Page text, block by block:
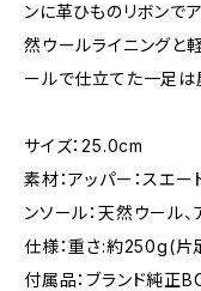
ンに革ひものリボンで
然ウールライニングと
ールで仕立てた一足は
サイズ：25.0cm
素材：アッパー：スエー
ンソール：天然ウール
仕様：重さ:約250g(片
付属品：ブランド純正